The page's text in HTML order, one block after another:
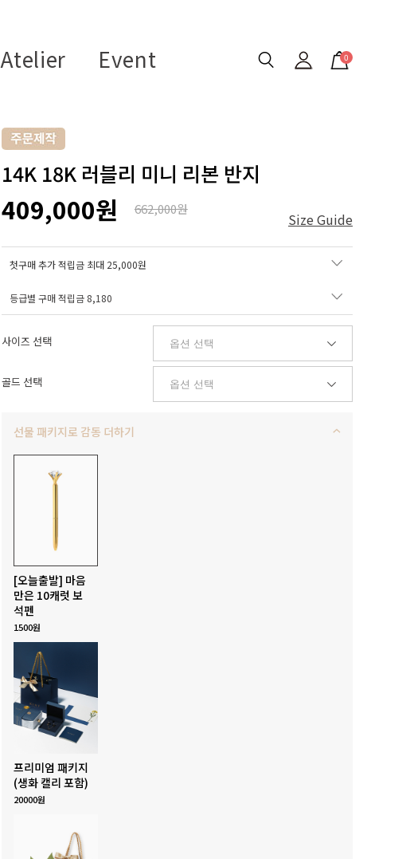
Atelier Event 0
14K 18K 러블리 미니 리본 반지
409,000원 662,000원
Size Guide
첫구매 추가 적립금 최대 25,000원
등급별 구매 적립금 8,180
사이즈 선택
골드 선택
선물 패키지로 감동 더하기
[오늘출발] 마음
만은 10캐럿 보
석펜
1500원
프리미엄 패키지
(생화 캘리 포함)
20000원